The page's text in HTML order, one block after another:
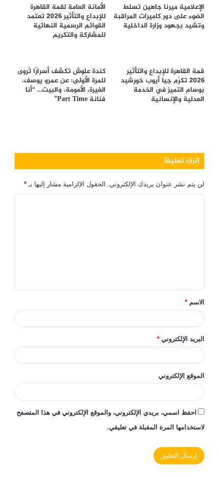
الإعلامية ميرنا جاهين تسلط
الضوء على دور كاميرات المراقبة
وتشيد بجهود وزارة الداخلية
الأمانة العامة لقمة القاهرة
للإبداع والتأثير 2026 تعتمد
القوائم الرسمية النهائية
للمشاركة والتكريم
قمة القاهرة للإبداع والتأثير
2026 تكرّم جيا أيوب خورشيد
بوسام التميز في الخدمة
العدلية والإنسانية
كندة علوش تكشف أسرارًا تُروى
للمرة الأولى: عن عمرو يوسف،
الغيرة، الأمومة، والبيت… “أنا
فنانة Part Time”
اترك تعليقاً
لن يتم نشر عنوان بريدك الإلكتروني. الحقول الإلزامية مشار إليها بـ *
ق
*الاسم *
البريد الإلكتروني *
الموقع الإلكتروني
احفظ اسمي، بريدي الإلكتروني، والموقع الإلكتروني في هذا المتصفح
لاستخدامها المرة المقبلة في تعليقي.